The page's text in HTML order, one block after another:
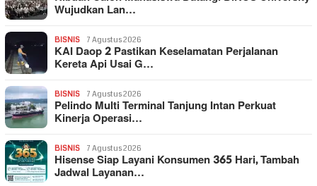
Wujudkan Lan…
BISNIS 7 Agustus 2026
KAI Daop 2 Pastikan Keselamatan Perjalanan
Kereta Api Usai G…
BISNIS 7 Agustus 2026
Pelindo Multi Terminal Tanjung Intan Perkuat
Kinerja Operasi…
BISNIS 7 Agustus 2026
Hisense Siap Layani Konsumen 365 Hari, Tambah
Jadwal Layanan…